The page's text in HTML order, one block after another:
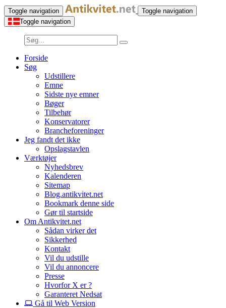
Toggle navigation
Toggle navigation
Toggle navigation
Forside
Søg
Udstillere
Emne
Sidste nye emner
Bøger
Tilbehør
Konservatorer
Brancheforeninger
Jeg fandt det ikke
Opslagstavlen
Værktøjer
Nyhedsbrev
Kalenderen
Sitemap
Blog.antikvitet.net
Bookmark denne side
Gør til startside
Om Antikvitet.net
Sådan virker det
Sikkerhed
Kontakt
Vil du udstille
Vil du annoncere
Presse
Hvorfor X er ?
Garanteret Nedsat
Gå til Web Version